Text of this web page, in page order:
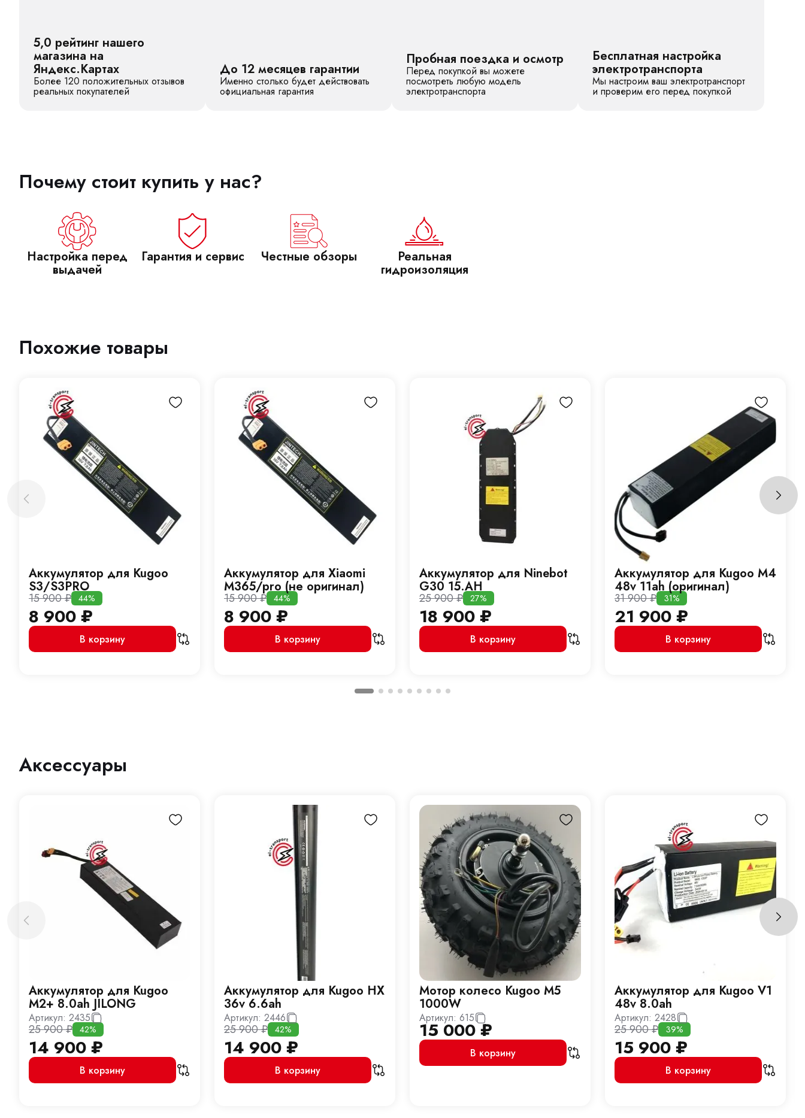
5,0 рейтинг нашего
магазина на
Яндекс.Картах
Более 120 положительных отзывов
реальных покупателей
До 12 месяцев гарантии
Именно столько будет действовать
официальная гарантия
Пробная поездка и осмотр
Перед покупкой вы можете
посмотреть любую модель
электротранспорта
Бесплатная настройка
электротранспорта
Мы настроим ваш электротранспорт
и проверим его перед покупкой
Почему стоит купить у нас?
Настройка перед
выдачей
Гарантия и сервис Честные обзоры Реальная
гидроизоляция
Похожие товары
Аккумулятор для Kugoo
S3/S3PRO
15 900₽ 44%
8 900₽
В корзину
Аккумулятор для Xiaomi
M365/pro (не оригинал)
15 900₽ 44%
8 900₽
В корзину
Аккумулятор для Ninebot
G30 15.AH
25 900₽ 27%
18 900₽
В корзину
Аккумулятор для Kugoo М4
48v 11ah (оригинал)
31 900₽ 31%
21 900₽
В корзину
Аксессуары
Аккумулятор для Kugoo
M2+ 8.0ah JILONG
Артикул: 2435
25 900₽ 42%
14 900₽
В корзину
Аккумулятор для Kugoo HX
36v 6.6ah
Артикул: 2446
25 900₽ 42%
14 900₽
В корзину
Мотор колесо Kugoo M5
1000W
Артикул: 615
15 000₽
В корзину
Аккумулятор для Kugoo V1
48v 8.0ah
Артикул: 2428
25 900₽ 39%
15 900₽
В корзину